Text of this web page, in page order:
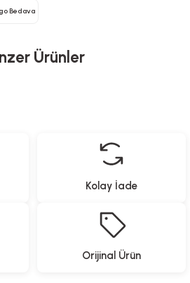
Bedava
Ürünler
Fan - 50 Watt
Kolay İade
Orijinal Ürün